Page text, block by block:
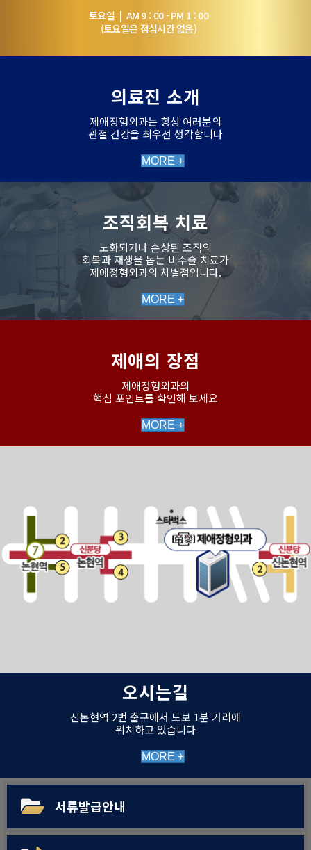
토요일 | AM 9 : 00 - PM 1 : 00
(토요일은 점심시간 없음)
의료진 소개
제애정형외과는 항상 여러분의
관절 건강을 최우선 생각합니다
MORE +
조직회복 치료
노화되거나 손상된 조직의
회복과 재생을 돕는 비수술 치료가
제애정형외과의 차별점입니다.
MORE +
제애의 장점
제애정형외과의
핵심 포인트를 확인해 보세요
MORE +
오시는길
신논현역 2번 출구에서 도보 1분 거리에
위치하고 있습니다
MORE +
서류발급안내